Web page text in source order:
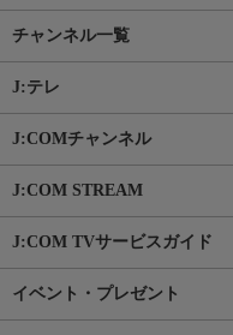
チャンネル一覧
J:テレ
J:COMチャンネル
J:COM STREAM
J:COM TVサービスガイド
イベント・プレゼント